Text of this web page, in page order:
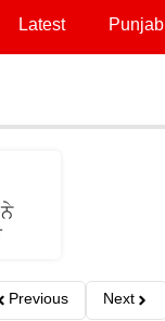
Latest Punjab
Previous Next